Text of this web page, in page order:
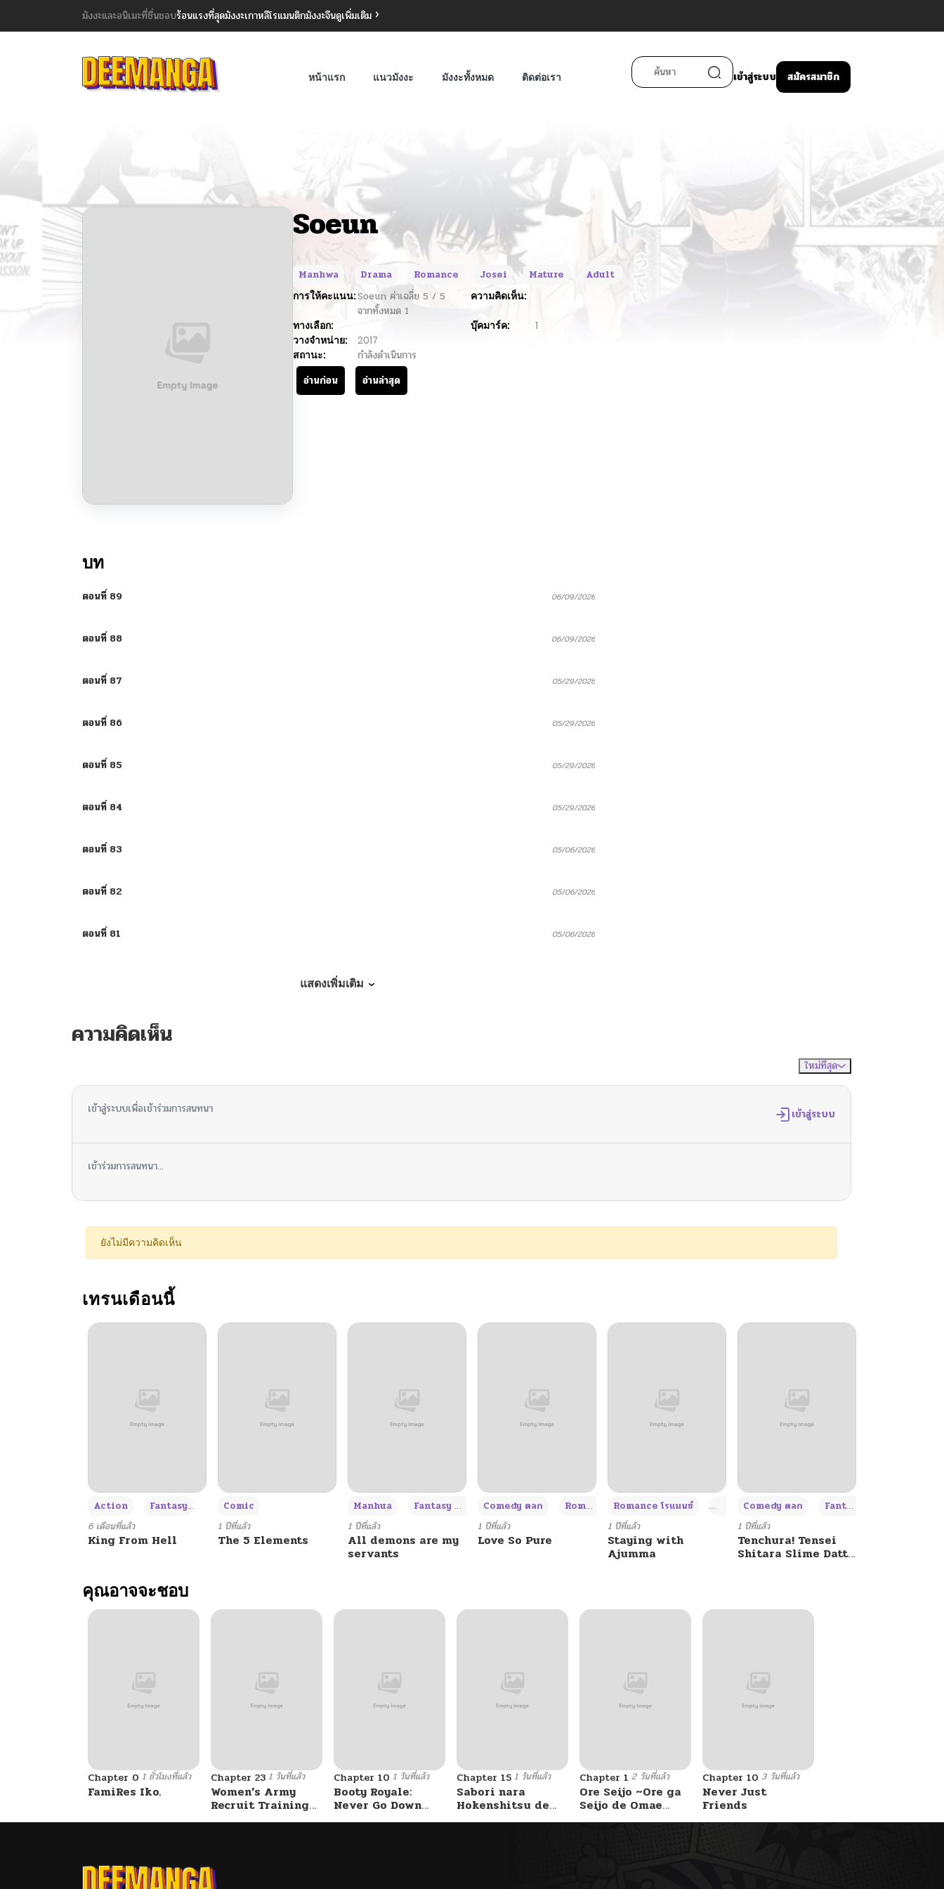
มังงะและอนิเมะที่ชื่นชอบร้อนแรงที่สุดมังงะเกาหลีโรแมนติกมังงะจีนดูเพิ่มเติม
หน้าแรก แนวมังงะ มังงะทั้งหมด ติดต่อเรา เข้าสู่ระบบ สมัครสมาชิก
Soeun
Manhwa Drama Romance Josei Mature
Adult
การให้คะแนน:Soeun ค่าเฉลี่ย 5 / 5
จากทั้งหมด 1
ความคิดเห็น:
ทางเลือก: บุ๊คมาร์ค:
1
วางจำหน่าย:
2017
สถานะ:
กำลังดำเนินการ
อ่านก่อน
อ่านล่าสุด
บท
ตอนที่ 89 06/09/2026
ตอนที่ 88 06/09/2026
ตอนที่ 87 05/29/2026
ตอนที่ 86 05/29/2026
ตอนที่ 85 05/29/2026
ตอนที่ 84 05/29/2026
ตอนที่ 83 05/06/2026
ตอนที่ 82 05/06/2026
ตอนที่ 81 05/06/2026
ตอนที่ 77
ตอนที่ 76 03/25/2026
ตอนที่ 74 03/12/2026
ตอนที่ 68
ตอนที่ 67
ตอนที่ 65 02/10/2026
ตอนที่ 61 02/10/2026
ตอนที่ 60 02/10/2026
แสดงเพิ่มเติม
ความคิดเห็น
ใหม่ที่สุด
เข้าสู่ระบบเพื่อเข้าร่วมการสนทนา เข้าสู่ระบบ
เข้าร่วมการสนทนา...
ยังไม่มีความคิดเห็น
เทรนเดือนนี้
Action Fantasy
6 เดือนที่แล้ว
King From Hell
Comic
1 ปีที่แล้ว
The 5 Elements
Manhua Fantasy แฟนตาซี +3
1 ปีที่แล้ว
All demons are my
servants
Comedy ตลก Romance โรแมนซ์ +4
1 ปีที่แล้ว
Love So Pure
Romance โรแมนซ์ Adult ผู้ใหญ่ +4
1 ปีที่แล้ว
Staying with
Ajumma
Comedy ตลก Fantasy แฟนตาซี
1 ปีที่แล้ว
Tenchura! Tensei
Shitara Slime Datta
คุณอาจจะชอบ
Chapter 0 1 ชั่วโมงที่แล้ว
FamiRes Iko.
Chapter 23 1 วันที่แล้ว
Women’s Army
Recruit Training
Center
Chapter 10 1 วันที่แล้ว
Booty Royale:
Never Go Down
Without A Fight!
Chapter 15 1 วันที่แล้ว
Sabori nara
Hokenshitsu de
Douzo?
Chapter 1 2 วันที่แล้ว
Ore Seijo ~Ore ga
Seijo de Omae
Akuyaku Reijou
Chapter 10 3 วันที่แล้ว
Never Just
Friends